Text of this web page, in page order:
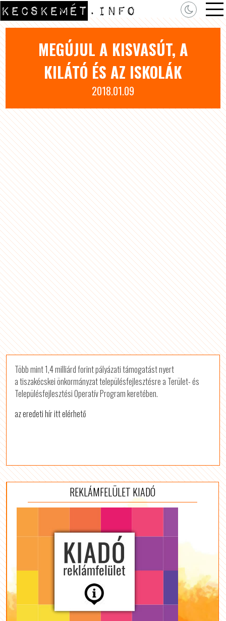
MEGÚJUL A KISVASÚT, A
KILÁTÓ ÉS AZ ISKOLÁK
2018.01.09
Több mint 1,4 milliárd forint pályázati támogatást nyert
a tiszakécskei önkormányzat településfejlesztésre a Terület- és
Településfejlesztési Operatív Program keretében.
az eredeti hír itt elérhető
REKLÁMFELÜLET KIADÓ